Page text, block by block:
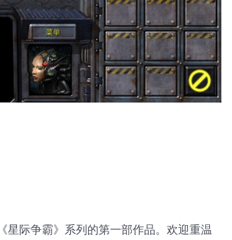
星际争霸》系列的第一部作品。欢迎重温